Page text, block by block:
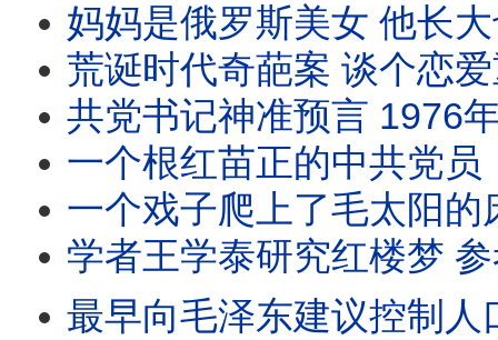
妈妈是俄罗斯美女 他长大也娶了俄罗斯美女 还生了两个漂亮的混血女儿
荒诞时代奇葩案 谈个恋爱重判15年 只因为他是中国人 奉命援外时
共党书记神准预言 1976年周恩来 朱德 毛泽东同年死 结果成真 这个倒霉小书记
一个根红苗正的中共党员，质疑毛泽东批林批孔运动很搞笑，就被党妈抓起来批
一个戏子爬上了毛太阳的床 别人说她啥就都是犯罪了 而且是
学者王学泰研究红楼梦 参考 推背图 突然有个惊人发现 但没想到 这竟然会给他的人
最早向毛泽东建议控制人口的北大校长马寅初 最终被老毛的 人口自信 侮辱 导